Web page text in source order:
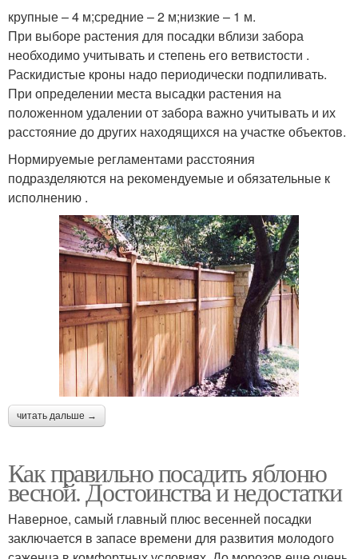
крупные – 4 м;средние – 2 м;низкие – 1 м.
При выборе растения для посадки вблизи забора
необходимо учитывать и степень его ветвистости .
Раскидистые кроны надо периодически подпиливать.
При определении места высадки растения на
положенном удалении от забора важно учитывать и их
расстояние до других находящихся на участке объектов.
Нормируемые регламентами расстояния
подразделяются на рекомендуемые и обязательные к
исполнению .
читать дальше →
Как правильно посадить яблоню
весной. Достоинства и недостатки
Наверное, самый главный плюс весенней посадки
заключается в запасе времени для развития молодого